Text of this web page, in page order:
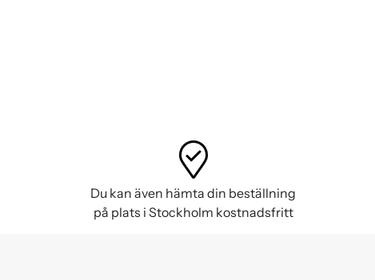
Du kan även hämta din beställning
på plats i Stockholm kostnadsfritt